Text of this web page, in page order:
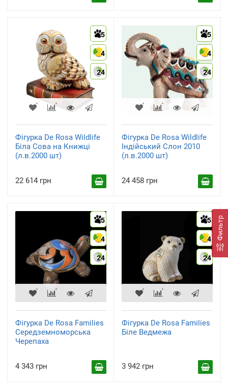
Фильтр
5
4
24
Фігурка De Rosa Wildlife
Біла Сова на Книжці
(л.в.2000 шт)
22 614 грн
5
4
24
Фігурка De Rosa Wildlife
Індійський Слон 2010
(л.в.2000 шт)
24 458 грн
5
4
24
Фігурка De Rosa Families
Середземноморська
Черепаха
4 343 грн
5
4
24
Фігурка De Rosa Families
Біле Ведмежа
3 942 грн